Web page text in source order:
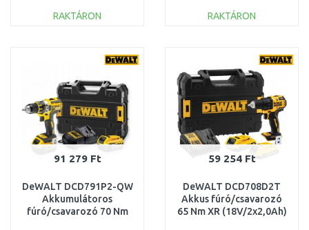
RAKTÁRON
Összehasonlítás
Tstak
RAKTÁRON
Összehasonlítás
91 279 Ft
DeWALT DCD791P2-QW
Akkumulátoros
fúró/csavarozó 70 Nm
59 254 Ft
DeWALT DCD708D2T
Akkus fúró/csavarozó
65 Nm XR (18V/2x2,0Ah)